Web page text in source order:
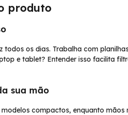
produto
todos os dias. Trabalha com
e tablet? Entender isso facilita
sua mão
compactos, enquanto mãos